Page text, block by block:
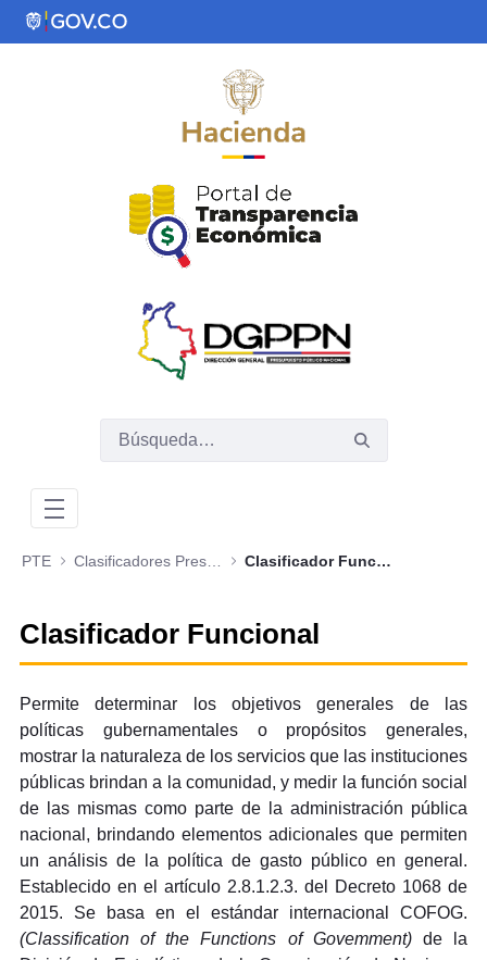
Saltar al contenido principal
PTE Clasificadores Presupuestales Clasificador Funcional
Clasificador Funcional
Permite determinar los objetivos generales de las
políticas gubernamentales o propósitos generales,
mostrar la naturaleza de los servicios que las instituciones
públicas brindan a la comunidad, y medir la función social
de las mismas como parte de la administración pública
nacional, brindando elementos adicionales que permiten
un análisis de la política de gasto público en general.
Establecido en el artículo 2.8.1.2.3. del Decreto 1068 de
2015. Se basa en el estándar internacional COFOG.
(Classification of the Functions of Govemment) de la